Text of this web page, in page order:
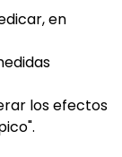
en
los efectos